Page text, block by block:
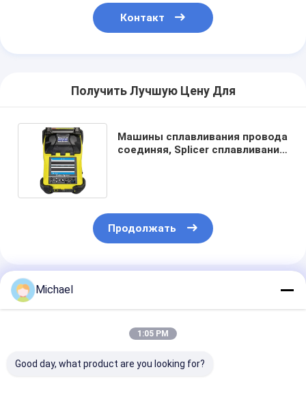
Контакт
Получить Лучшую Цену Для
Машины сплавливания провода
соединяя, Splicer сплавливания
Продолжать
Порекомендованные Продукты
Michael
1:05 PM
Good day, what product are you looking for?